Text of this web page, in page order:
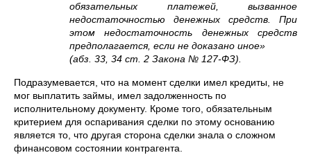
обязательных платежей, вызванное
недостаточностью денежных средств. При
этом недостаточность денежных средств
предполагается, если не доказано иное»
(абз. 33, 34 ст. 2 Закона № 127-ФЗ).
Подразумевается, что на момент сделки имел кредиты, не
мог выплатить займы, имел задолженность по
исполнительному документу. Кроме того, обязательным
критерием для оспаривания сделки по этому основанию
является то, что другая сторона сделки знала о сложном
финансовом состоянии контрагента.